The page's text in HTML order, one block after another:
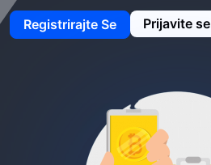
Registrirajte Se Prijavite se